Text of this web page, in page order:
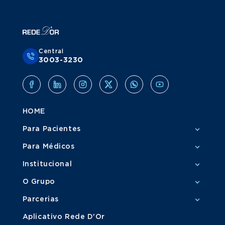
Central
3003-3230
HOME
Para Pacientes
Para Médicos
Institucional
O Grupo
Parcerias
Aplicativo Rede D'Or